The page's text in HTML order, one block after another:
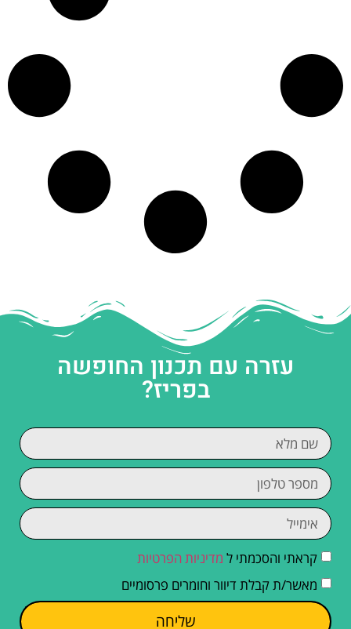
עזרה עם תכנון החופשה
בפריז?
קראתי והסכמתי ל מדיניות הפרטיות
מאשר/ת קבלת דיוור וחומרים פרסומיים
שליחה